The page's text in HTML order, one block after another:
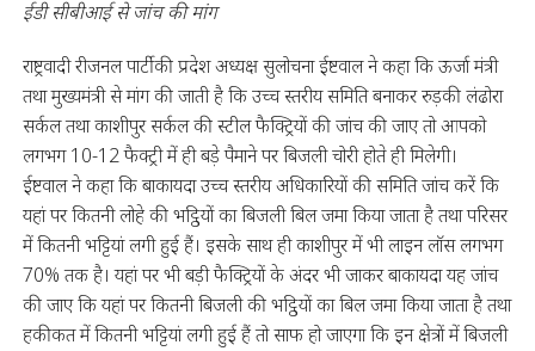
ईडी सीबीआई से जांच की मांग
राष्ट्रवादी रीजनल पार्टी की प्रदेश अध्यक्ष सुलोचना ईष्टवाल ने कहा कि ऊर्जा मंत्री
तथा मुख्यमंत्री से मांग की जाती है कि उच्च स्तरीय समिति बनाकर रुड़की लंढोरा
सर्कल तथा काशीपुर सर्कल की स्टील फैक्ट्रियों की जांच की जाए तो आपको
लगभग 10-12 फैक्ट्री में ही बड़े पैमाने पर बिजली चोरी होते ही मिलेगी।
ईष्टवाल ने कहा कि बाकायदा उच्च स्तरीय अधिकारियों की समिति जांच करें कि
यहां पर कितनी लोहे की भट्ठियों का बिजली बिल जमा किया जाता है तथा परिसर
में कितनी भट्टियां लगी हुई हैं। इसके साथ ही काशीपुर में भी लाइन लॉस लगभग
70% तक है। यहां पर भी बड़ी फैक्ट्रियों के अंदर भी जाकर बाकायदा यह जांच
की जाए कि यहां पर कितनी बिजली की भट्ठियों का बिल जमा किया जाता है तथा
हकीकत में कितनी भट्टियां लगी हुई हैं तो साफ हो जाएगा कि इन क्षेत्रों में बिजली